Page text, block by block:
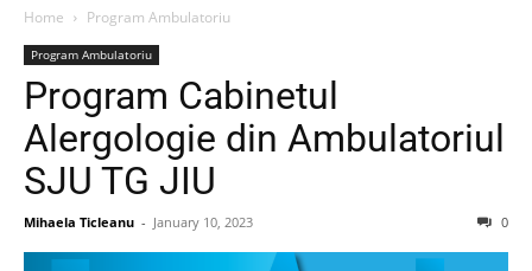
Home Program Ambulatoriu
Program Ambulatoriu
Program Cabinetul
Alergologie din Ambulatoriul
SJU TG JIU
Mihaela Ticleanu - January 10, 2023 0